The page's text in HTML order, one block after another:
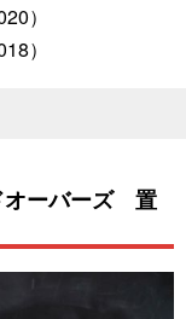
）
）
オーバーズ 置